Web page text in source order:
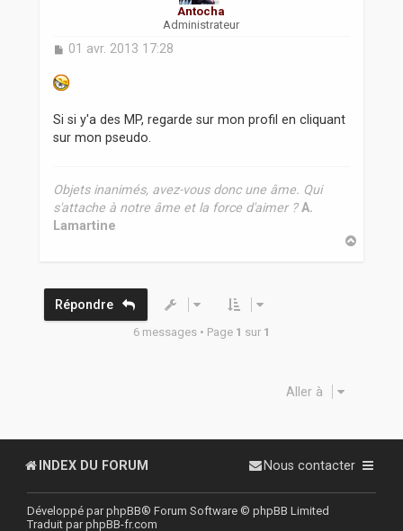
Antocha
Administrateur
M
s
s
g
e
01 avr. 2013 17:28
Si si y'a des MP, regarde sur mon profil en cliquant
sur mon pseudo.
Objets inanimés, avez-vous donc une âme. Qui
s'attache à notre âme et la force d'aimer ? A.
Lamartine
Répondre
6 messages • Page 1 sur 1
Aller à
INDEX DU FORUM Nous contacter
Développé parphpBB® Forum Software © phpBB Limited
Traduit parphpBB-fr.com